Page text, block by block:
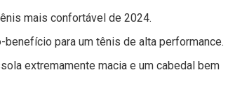
mais confortável de 2024.
para um tênis de alta performance.
extremamente macia e um cabedal bem